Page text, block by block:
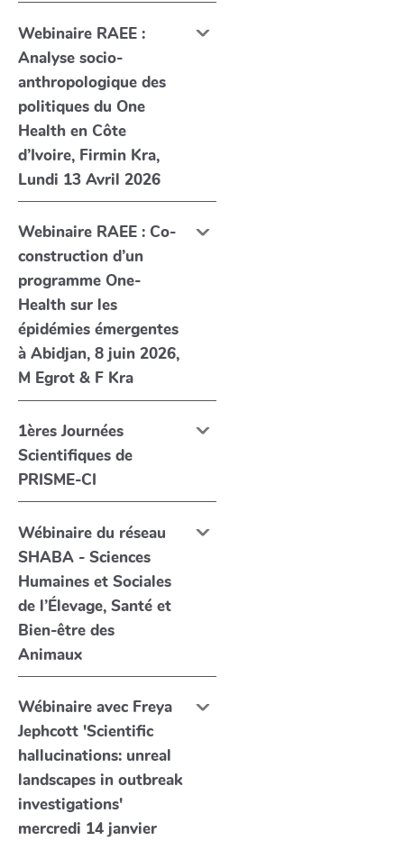
Webinaire RAEE :
Analyse socio-
anthropologique des
politiques du One
Health en Côte
d’Ivoire, Firmin Kra,
Lundi 13 Avril 2026
Webinaire RAEE : Co-
construction d’un
programme One-
Health sur les
épidémies émergentes
à Abidjan, 8 juin 2026,
M Egrot & F Kra
1ères Journées
Scientifiques de
PRISME-CI
Wébinaire du réseau
SHABA - Sciences
Humaines et Sociales
de l’Élevage, Santé et
Bien-être des
Animaux
Wébinaire avec Freya
Jephcott 'Scientific
hallucinations: unreal
landscapes in outbreak
investigations'
mercredi 14 janvier